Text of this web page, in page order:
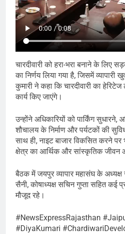
चारदीवारी को हरा-भरा बनाने के लिए
का निर्णय लिया गया है, जिसमें व्यापारी
कुमारी ने कहा कि चारदीवारी का
कार्य किए जाएंगे।
उन्होंने अधिकारियों को पार्किंग सुधारने,
शौचालय के निर्माण और पर्यटकों की
साथ ही, नाइट बाजार विकसित करने पर
क्षेत्र का आर्थिक और सांस्कृतिक
बैठक में जयपुर व्यापार महासंघ के अध्यक्ष
सैनी, कोषाध्यक्ष सचिन गुप्ता सहित कई
मौजूद रहे।
#NewsExpressRajasthan
#DiyaKumari